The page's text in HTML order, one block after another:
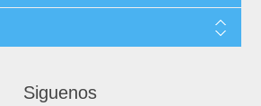
Siguenos